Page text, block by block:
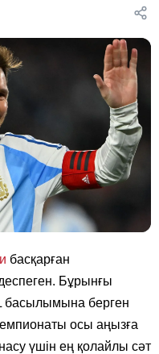
басқарған
Бұрынғы
берген
осы аңызға
үшін ең қолайлы сәт